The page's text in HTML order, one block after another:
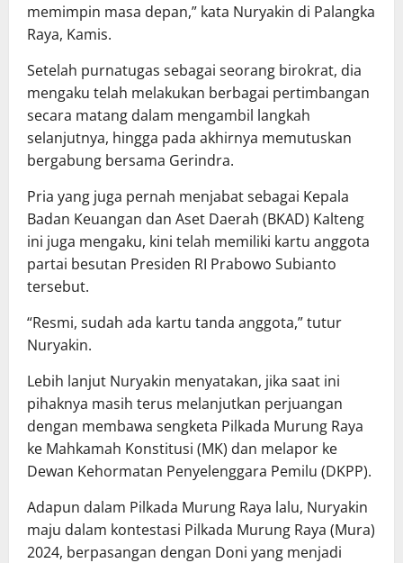
memimpin masa depan,” kata Nuryakin di Palangka
Raya, Kamis.
Setelah purnatugas sebagai seorang birokrat, dia
mengaku telah melakukan berbagai pertimbangan
secara matang dalam mengambil langkah
selanjutnya, hingga pada akhirnya memutuskan
bergabung bersama Gerindra.
Pria yang juga pernah menjabat sebagai Kepala
Badan Keuangan dan Aset Daerah (BKAD) Kalteng
ini juga mengaku, kini telah memiliki kartu anggota
partai besutan Presiden RI Prabowo Subianto
tersebut.
“Resmi, sudah ada kartu tanda anggota,” tutur
Nuryakin.
Lebih lanjut Nuryakin menyatakan, jika saat ini
pihaknya masih terus melanjutkan perjuangan
dengan membawa sengketa Pilkada Murung Raya
ke Mahkamah Konstitusi (MK) dan melapor ke
Dewan Kehormatan Penyelenggara Pemilu (DKPP).
Adapun dalam Pilkada Murung Raya lalu, Nuryakin
maju dalam kontestasi Pilkada Murung Raya (Mura)
2024, berpasangan dengan Doni yang menjadi